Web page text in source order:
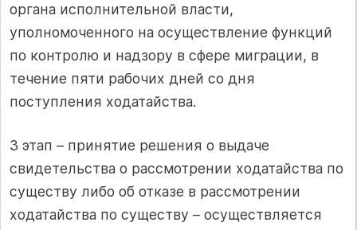
органа исполнительной власти,
уполномоченного на осуществление функций
по контролю и надзору в сфере миграции, в
течение пяти рабочих дней со дня
поступления ходатайства.
3 этап – принятие решения о выдаче
свидетельства о рассмотрении ходатайства по
существу либо об отказе в рассмотрении
ходатайства по существу – осуществляется